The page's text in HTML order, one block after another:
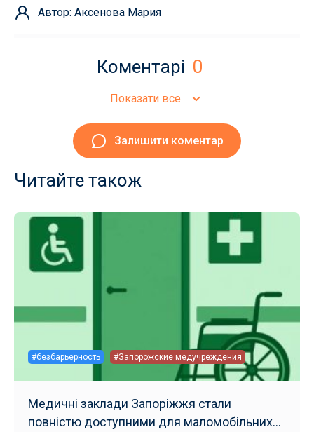
Автор: Аксенова Мария
Коментарі 0
Показати все
Залишити коментар
Читайте також
#безбарьерность #Запорожские медучреждения
Медичні заклади Запоріжжя стали
повністю доступними для маломобільних